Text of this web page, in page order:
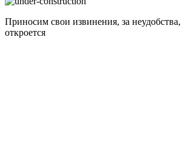
Приносим свои извинения, за неудобства,
откроется